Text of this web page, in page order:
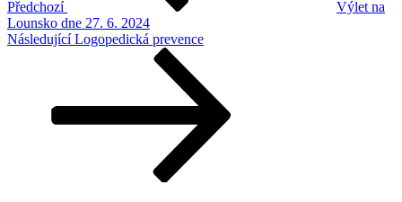
Předchozí
Výlet na
Lounsko dne 27. 6. 2024
Následující
Následující Logopedická prevence